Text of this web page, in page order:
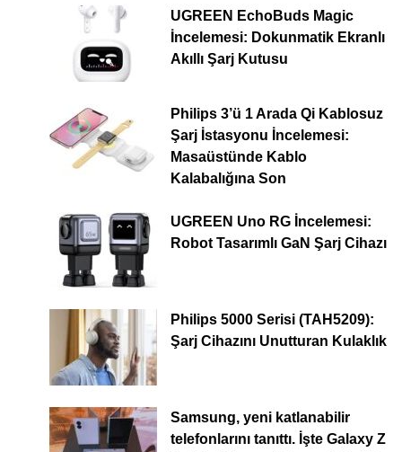
UGREEN EchoBuds Magic
İncelemesi: Dokunmatik Ekranlı
Akıllı Şarj Kutusu
Philips 3’ü 1 Arada Qi Kablosuz
Şarj İstasyonu İncelemesi:
Masaüstünde Kablo
Kalabalığına Son
UGREEN Uno RG İncelemesi:
Robot Tasarımlı GaN Şarj Cihazı
Philips 5000 Serisi (TAH5209):
Şarj Cihazını Unutturan Kulaklık
Samsung, yeni katlanabilir
telefonlarını tanıttı. İşte Galaxy Z